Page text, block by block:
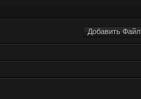
Добавить Файл